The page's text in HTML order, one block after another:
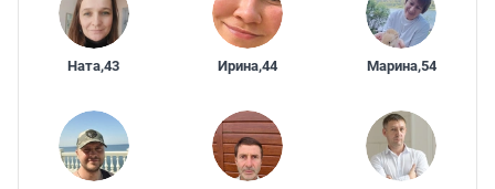
Ната,43 Ирина,44 Марина,54